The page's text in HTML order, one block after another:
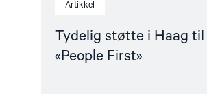
Artikkel
Tydelig støtte i Haag til
«People First»